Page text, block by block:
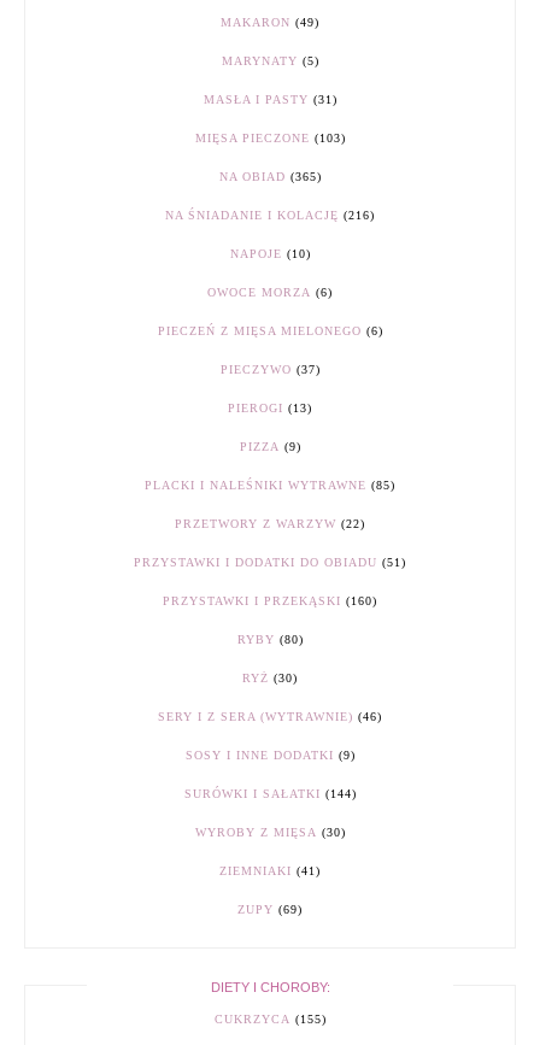
MAKARON (49)
MARYNATY (5)
MASŁA I PASTY (31)
MIĘSA PIECZONE (103)
NA OBIAD (365)
NA ŚNIADANIE I KOLACJĘ (216)
NAPOJE (10)
OWOCE MORZA (6)
PIECZEŃ Z MIĘSA MIELONEGO (6)
PIECZYWO (37)
PIEROGI (13)
PIZZA (9)
PLACKI I NALEŚNIKI WYTRAWNE (85)
PRZETWORY Z WARZYW (22)
PRZYSTAWKI I DODATKI DO OBIADU (51)
PRZYSTAWKI I PRZEKĄSKI (160)
RYBY (80)
RYŻ (30)
SERY I Z SERA (WYTRAWNIE) (46)
SOSY I INNE DODATKI (9)
SURÓWKI I SAŁATKI (144)
WYROBY Z MIĘSA (30)
ZIEMNIAKI (41)
ZUPY (69)
DIETY I CHOROBY:
CUKRZYCA (155)